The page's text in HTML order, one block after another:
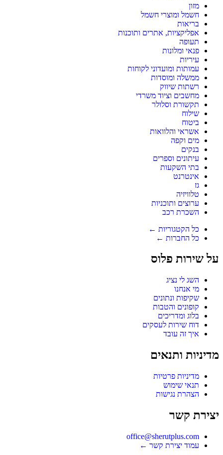
מזון
חשמל ומוצרי חשמל
בריאות
אפליקציות, אתרים ותוכנות
תעופה
פנאי ומלונות
עיריות
עמותות ומועדוני לקוחות
ממשלה ומוסדות
רשתות שיווק
מחשבים וציוד משרדי
תקשורת וסלולר
שילוח
ביטוח
אשראי והלוואות
מים וקפה
בנקים
עיתונים וספרים
בתי השקעות
אינטרנט
גז
טלוויזיה
ערוצים ותוכניות
השכרת רכב
כל הקטגוריות ←
כל החברות ←
על שירות פלוס
השג לי נציג
מי אנחנו
שקיפות ונתונים
קופונים והטבות
בלוג ומדריכים
דוח שירות לעסקים
איך זה עובד
מדיניות ותנאים
מדיניות פרטיות
תנאי שימוש
הצהרת נגישות
יצירת קשר
office@sherutplus.com
עמוד יצירת קשר ←